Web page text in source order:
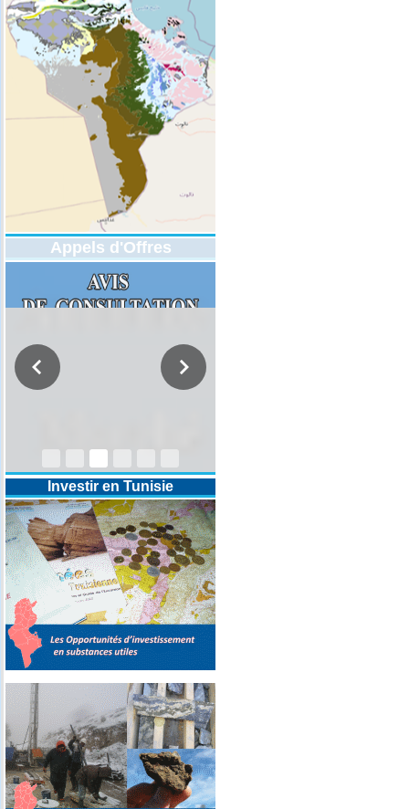
Appels d'Offres
EXERCICES 2025-2026-2027
Investir en Tunisie